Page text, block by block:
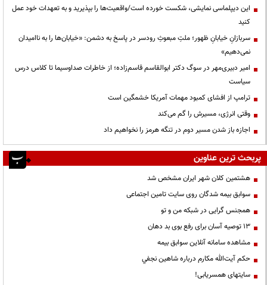
این دیپلماسی نمایشی، شکست خورده است/واقعیت‌ها را بپذیرید و به تعهدات خود عمل
کنید
سربازانِ خیابانِ ظهور؛ ملتِ مبعوثِ رودسر در پاسخ به دشمن: «خیابان‌ها را به ناامیدان
نمی‌دهیم»
امیر دبیری‌مهر در سوگ دکتر ابوالقاسم قاسم‌زاده؛ از خاطرات صداوسیما تا کلاس درس
سیاست
ترامپ از افشای کمبود مهمات آمریکا خشمگین است
وقتی انرژی، مسیرش را گم می‌کند
اجازه باز شدن مسیر دوم در تنگه هرمز را نخواهیم داد
پربحث ترین عناوین
هشتمین کلان شهر ایران مشخص شد
سوابق بیمه شدگان روی سایت تامین اجتماعی
همجنس گرایی در شبکه من و تو
13 توصیه آسان برای رفع بوی بد دهان
مشاهده سامانه آنلاين سوابق بیمه
حكم آيت‌الله مكارم درباره شاهين نجفي
سایتهای همسریابی!